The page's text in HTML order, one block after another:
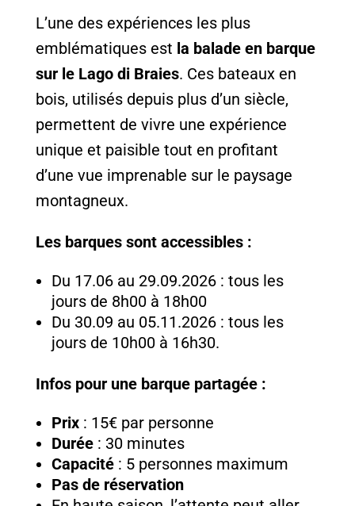
L’une des expériences les plus
emblématiques est la balade en barque
sur le Lago di Braies. Ces bateaux en
bois, utilisés depuis plus d’un siècle,
permettent de vivre une expérience
unique et paisible tout en profitant
d’une vue imprenable sur le paysage
montagneux.
Les barques sont accessibles :
Du 17.06 au 29.09.2026 : tous les
jours de 8h00 à 18h00
Du 30.09 au 05.11.2026 : tous les
jours de 10h00 à 16h30.
Infos pour une barque partagée :
Prix: 15€ par personne
Durée: 30 minutes
Capacité: 5 personnes maximum
Pas de réservation